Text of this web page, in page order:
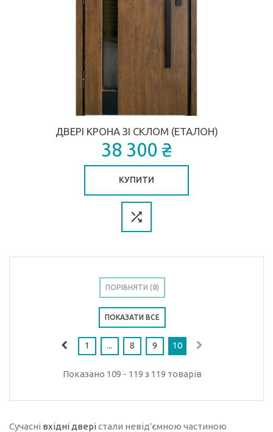
ДВЕРІ КРОНА ЗІ СКЛОМ (ЕТАЛОН)
38 300 ₴
КУПИТИ
ПОРІВНЯТИ (0)
ПОКАЗАТИ ВСЕ
1 ... 8 9 10
Показано 109 - 119 з 119 товарів
Сучасні вхідні дверістали невід'ємною частиною